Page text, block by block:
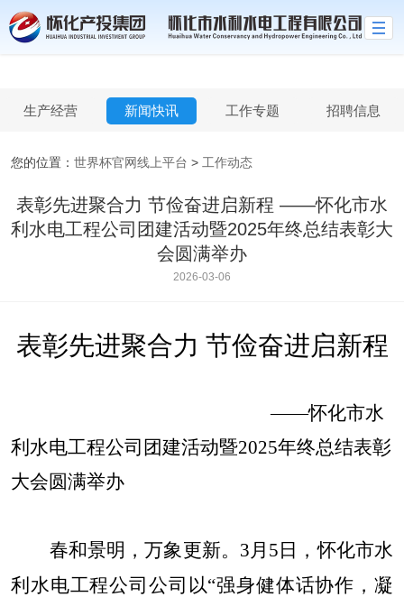
世界杯官网线上平台
生产经营 新闻快讯 工作专题 招聘信息
您的位置： 世界杯官网线上平台 > 工作动态
表彰先进聚合力 节俭奋进启新程​ ——怀化市水
利水电工程公司团建活动暨2025年终总结表彰大
会圆满举办​
2026-03-06
表彰先进聚合力 节俭奋进启新程
——怀化市水
利水电工程公司团建活动暨2025年终总结表彰
大会圆满举办​
春和景明，万象更新。 3月5日，怀化市水
利水电工程公司公司以“强身健体话协作，凝